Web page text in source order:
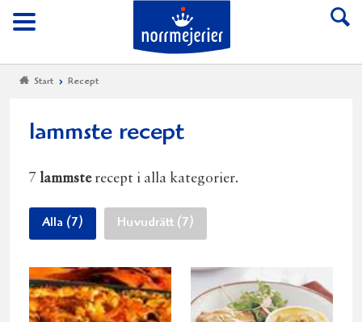
Meny
Till Norrmejerier
Start Recept
lammste recept
7 lammsterecept i alla kategorier.
Alla (7) Huvudrätt (7)